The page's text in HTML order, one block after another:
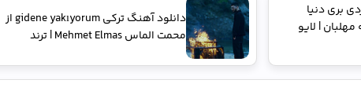
بری دنیا
| لایو
دانلود آهنگ ترکی gidene yakıyorum از
محمت الماس Mehmet Elmas | ترند